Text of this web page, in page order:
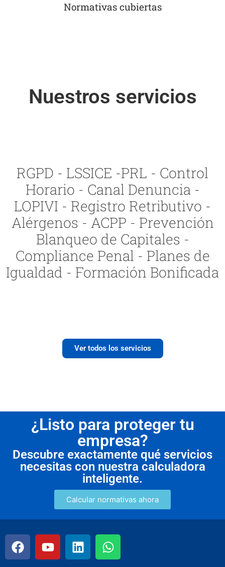
Normativas cubiertas
Nuestros servicios
RGPD - LSSICE -PRL - Control
Horario - Canal Denuncia -
LOPIVI - Registro Retributivo -
Alérgenos - ACPP - Prevención
Blanqueo de Capitales -
Compliance Penal - Planes de
Igualdad - Formación Bonificada
Ver todos los servicios
¿Listo para proteger tu
empresa?
Descubre exactamente qué servicios
necesitas con nuestra calculadora
inteligente.
Calcular normativas ahora